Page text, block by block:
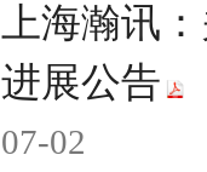
上海瀚讯
进展公告
07-02